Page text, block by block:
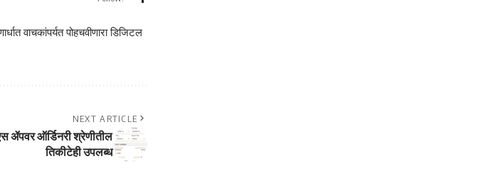
वाचकांपर्यत पोहचवीणारा डिजिटल
NEXT ARTICLE
ॲपवर ऑर्डिनरी श्रेणीतील
तिकीटेही उपलब्ध